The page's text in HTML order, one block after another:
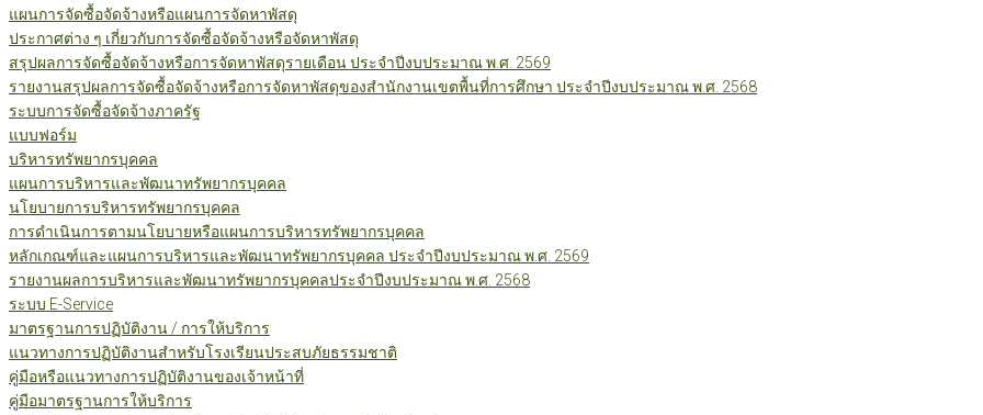
แผนการจัดซื้อจัดจ้างหรือแผนการจัดหาพัสดุ
ประกาศต่าง ๆ เกี่ยวกับการจัดซื้อจัดจ้างหรือจัดหาพัสดุ
สรุปผลการจัดซื้อจัดจ้างหรือการจัดหาพัสดุรายเดือน ประจำปีงบประมาณ พ.ศ. 2569
รายงานสรุปผลการจัดซื้อจัดจ้างหรือการจัดหาพัสดุของสำนักงานเขตพื้นที่การศึกษา ประจำปีงบประมาณ พ.ศ. 2568
ระบบการจัดซื้อจัดจ้างภาครัฐ
แบบฟอร์ม
บริหารทรัพยากรบุคคล
แผนการบริหารและพัฒนาทรัพยากรบุคคล
นโยบายการบริหารทรัพยากรบุคคล
การดำเนินการตามนโยบายหรือแผนการบริหารทรัพยากรบุคคล
หลักเกณฑ์และแผนการบริหารและพัฒนาทรัพยากรบุคคล ประจำปีงบประมาณ พ.ศ. 2569
รายงานผลการบริหารและพัฒนาทรัพยากรบุคคลประจำปีงบประมาณ พ.ศ. 2568
ระบบ E-Service
มาตรฐานการปฏิบัติงาน / การให้บริการ
แนวทางการปฏิบัติงานสำหรับโรงเรียนประสบภัยธรรมชาติ
คู่มือหรือแนวทางการปฏิบัติงานของเจ้าหน้าที่
คู่มือมาตรฐานการให้บริการ